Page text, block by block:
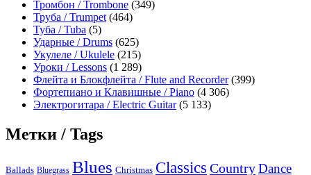
Тромбон / Trombone (349)
Труба / Trumpet (464)
Туба / Tuba (5)
Ударные / Drums (625)
Укулеле / Ukulele (215)
Уроки / Lessons (1 289)
Флейта и Блокфлейта / Flute and Recorder(399)
Фортепиано и Клавишные / Piano (4 306)
Электрогитара / Electric Guitar(5 133)
Метки / Tags
Ballads Bluegrass Blues Christmas Classics CountryDance